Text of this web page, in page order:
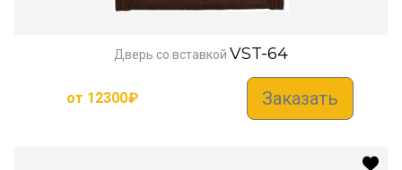
Дверь со вставкой VST-64
от 12300₽ Заказать